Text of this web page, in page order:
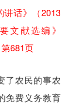
话》（2013
文献选编》
681页
了农民的事农
免费义务教育